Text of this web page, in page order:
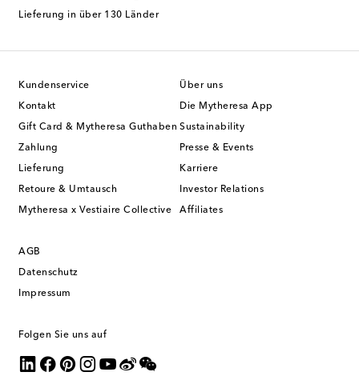
Lieferung in über 130 Länder
Kundenservice
Kontakt
Gift Card & Mytheresa Guthaben
Zahlung
Lieferung
Retoure & Umtausch
Mytheresa x Vestiaire Collective
Über uns
Die Mytheresa App
Sustainability
Presse & Events
Karriere
Investor Relations
Affiliates
AGB
Datenschutz
Impressum
Folgen Sie uns auf